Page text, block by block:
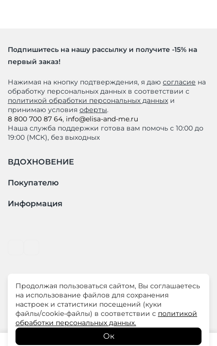
Подпишитесь на нашу рассылку и получите -15% на
первый заказ!
Нажимая на кнопку подтверждения, я даю согласие на
обработку персональных данных в соответствии с
политикой обработки персональных данных и
принимаю условия оферты.
8 800 700 87 64, info@elisa-and-me.ru
Наша служба поддержки готова вам помочь с 10:00 до
19:00 (МСК), без выходных
ВДОХНОВЕНИЕ
Покупателю
Информация
© ООО "ЛиМ Холдинг" 2026
ELISA.AND.ME – элегантная премиум одежда для
современных женщин
Продолжая пользоваться сайтом, Вы соглашаетесь
на использование файлов для сохранения
настроек и статистики посещений (куки
файлы/cookie-файлы) в соответствии с политикой
обработки персональных данных.
Ок